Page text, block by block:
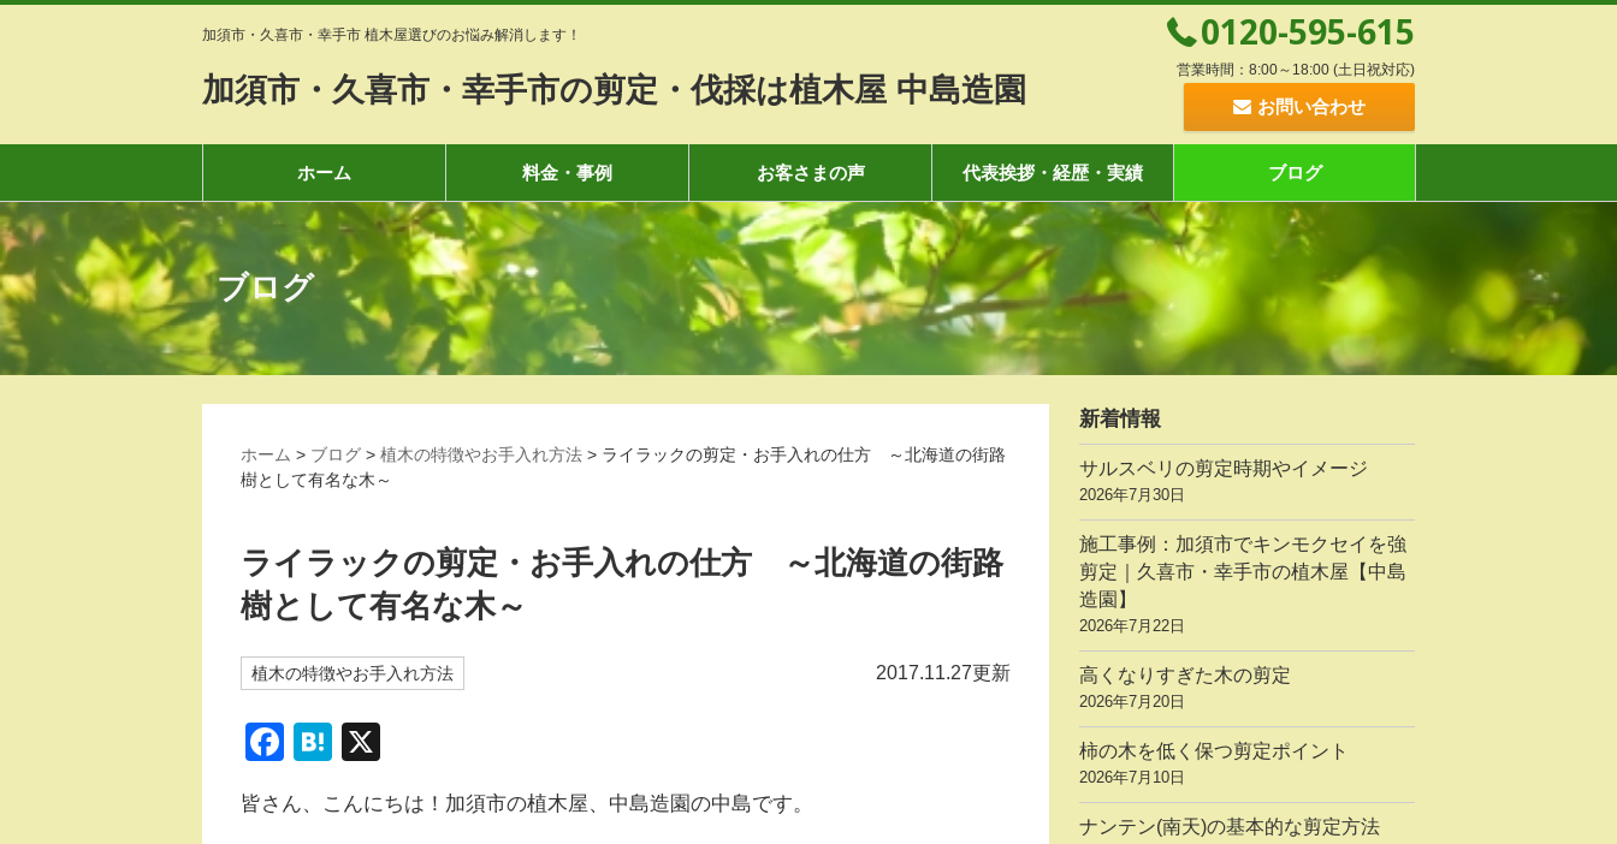
加須市・久喜市・幸手市 植木屋選びのお悩み解消します！
加須市・久喜市・幸手市の剪定・伐採は植木屋 中島造園
0120-595-615
営業時間：8:00～18:00 (土日祝対応)
お問い合わせ
ホーム 料金・事例 お客さまの声 代表挨拶・経歴・実績 ブログ
ブログ
ホーム > ブログ > 植木の特徴やお手入れ方法 > ライラックの剪定・お手入れの仕方 ～北海道の街路
樹として有名な木～
ライラックの剪定・お手入れの仕方 ～北海道の街路
樹として有名な木～
植木の特徴やお手入れ方法 2017.11.27更新
F
c
H
e
皆さん、こんにちは！加須市の植木屋、中島造園の中島です。
新着情報
サルスベリの剪定時期やイメージ
2026年7月30日
施工事例：加須市でキンモクセイを強
剪定｜久喜市・幸手市の植木屋【中島
造園】
2026年7月22日
高くなりすぎた木の剪定
2026年7月20日
柿の木を低く保つ剪定ポイント
2026年7月10日
ナンテン(南天)の基本的な剪定方法